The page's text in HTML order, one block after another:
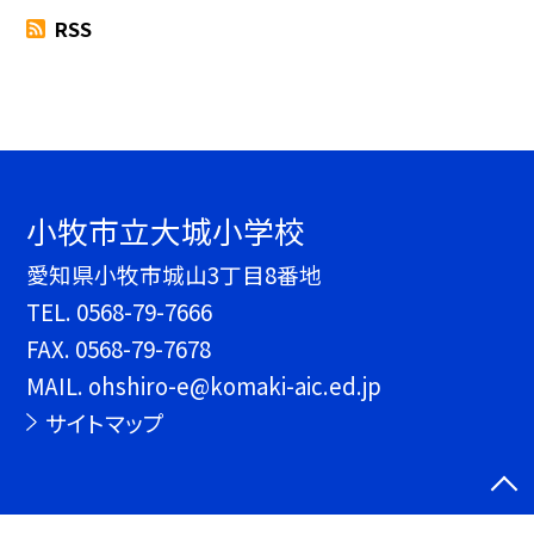
RSS
小牧市立大城小学校
愛知県小牧市城山3丁目8番地
TEL. 0568-79-7666
FAX. 0568-79-7678
MAIL. ohshiro-e@komaki-aic.ed.jp
サイトマップ